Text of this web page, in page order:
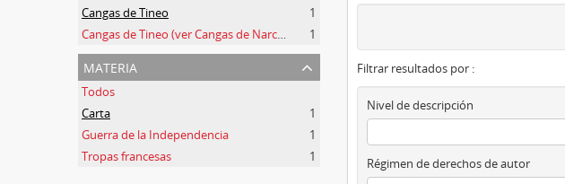
Cangas de Tineo
1
Cangas de Tineo (ver Cangas de Narcea)
1
materia
Todos
Carta
1
Guerra de la Independencia
1
Tropas francesas
1
Filtrar resultados por :
Nivel de descripción
Régimen de derechos de autor